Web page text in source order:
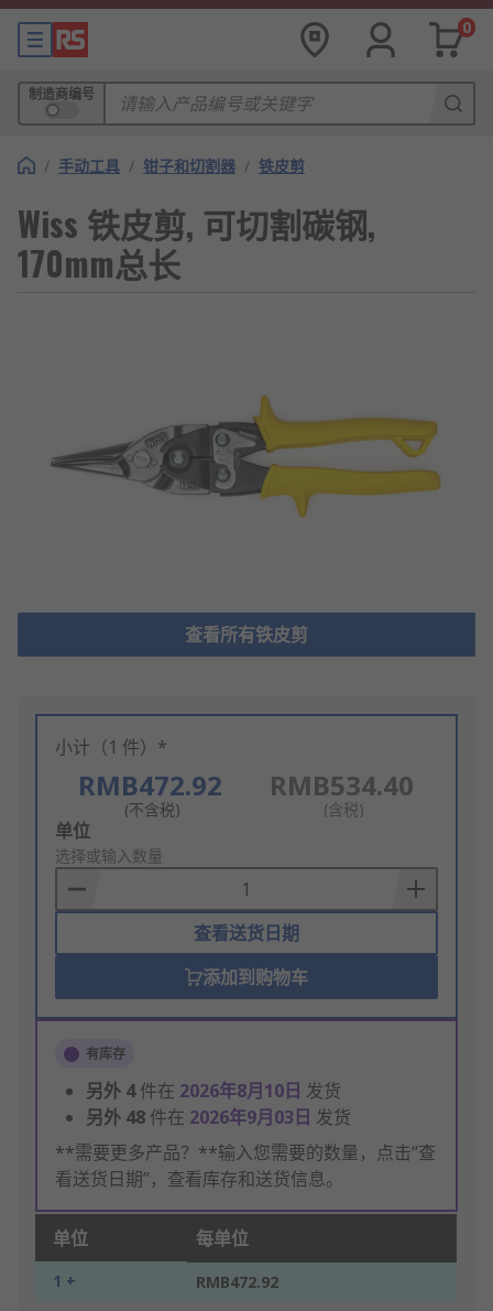
0
制造商编号
/ 手动工具 / 钳子和切割器 / 铁皮剪
Wiss 铁皮剪, 可切割碳钢,
170mm总长
查看所有铁皮剪
小计（1 件）*
RMB472.92
(不含税)
RMB534.40
(含税)
Add
to
Basket
单位
选择或输入数量
查看送货日期
添加到购物车
有库存
另外 4件在 2026年8月10日 发货
另外 48 件在 2026年9月03日 发货
**需要更多产品？**输入您需要的数量，点击“查
看送货日期”，查看库存和送货信息。
单位 每单位
1 + RMB472.92